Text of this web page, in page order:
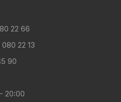
22 66
080 22 13
90
20:00